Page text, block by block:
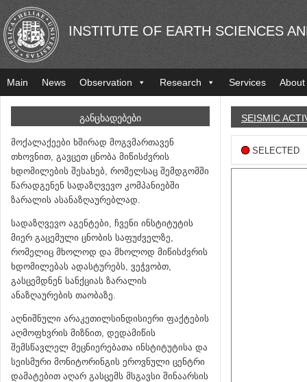
INSTITUTE OF EARTH SCIENCES
Main News Observation Research Services About
ᲒᲐᲜᲪᲮᲐᲓᲔᲑᲔᲑᲘ
მოქალაქეები ხშირად მოგვმართავენ
თხოვნით, გავცეთ ცნობა მიწისძვრის
ხდომილების შესახებ, რომელსაც შემდგომში
წარადგენენ სადაზღვევო კომპანიებში
ზარალის ასანაზღაურებლად.
სადაზღვევო აგენტები, ჩვენი ინსტიტუტის
მიერ გაცემული ცნობის საფუძველზე,
რომელიც მხოლოდ და მხოლოდ მიწისძვრის
ხდომილებას ადასტურებს, ვეჭვობთ,
გასცემდნენ სანქციას ზარალის
ანაზღაურების თაობაზე.
აღნიშნული არაკეთილსინდისიერი ფაქტების
აღმოფხვრის მიზნით, დედამიწის
შემსწავლელ მეცნიერებათა ინსტიტუტისა და
სეისმური მონიტორინგის ეროვნული ცენტრი
დამატებით აღარ გასცემს მსგავსი შინაარსის
SEISMIC
SELECTED